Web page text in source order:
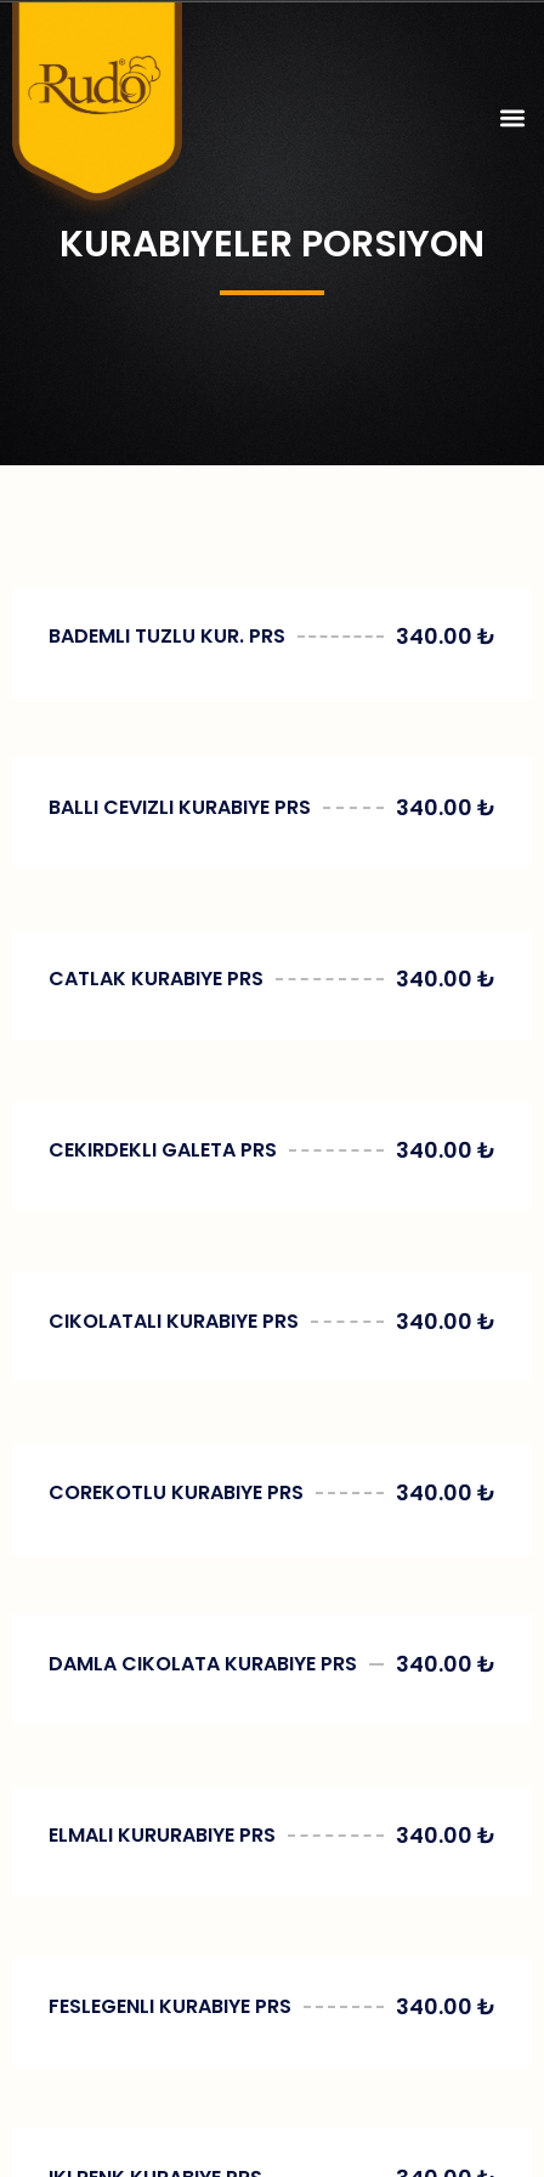
KURABIYELER PORSIYON
BADEMLI TUZLU KUR. PRS 340.00 ₺
BALLI CEVIZLI KURABIYE PRS 340.00 ₺
CATLAK KURABIYE PRS 340.00 ₺
CEKIRDEKLI GALETA PRS 340.00 ₺
CIKOLATALI KURABIYE PRS 340.00 ₺
COREKOTLU KURABIYE PRS 340.00 ₺
DAMLA CIKOLATA KURABIYE PRS 340.00 ₺
ELMALI KURURABIYE PRS 340.00 ₺
FESLEGENLI KURABIYE PRS 340.00 ₺